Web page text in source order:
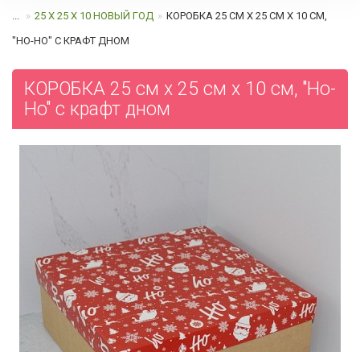
... 25 Х 25 Х 10 НОВЫЙ ГОД КОРОБКА 25 СМ Х 25 СМ Х 10 СМ,
"HO-HO" C КРАФТ ДНОМ
КОРОБКА 25 см х 25 см х 10 см, "Ho-
Ho" c крафт дном